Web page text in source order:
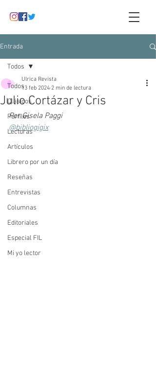
Entrada
Todos
Clásicos
Perfiles
Lecturas
Artículos
Librero por un día
Reseñas
Entrevistas
Columnas
Editoriales
Especial FIL
Mi yo lector
Todos
Julio Cortázar y Cris
Ulrica Revista
13 feb 2024 2 min de lectura
Por Gisela Paggi
@bibliogigix